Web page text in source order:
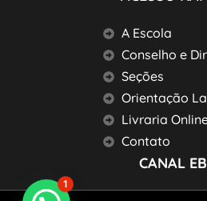
A Escola
Conselho e
Seções
Orientação
Livraria
Contato
CANAL
1